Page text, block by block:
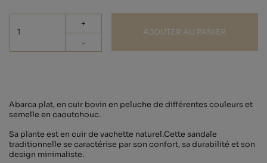
+
-
AJOUTER AU PANIER
Abarca plat, en cuir bovin en peluche de différentes couleurs et
semelle en caoutchouc.
Sa plante est en cuir de vachette naturel.Cette sandale
traditionnelle se caractérise par son confort, sa durabilité et son
design minimaliste.